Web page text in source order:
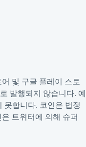
및 구글 플레이 스토
발행되지 않습니다. 예
못합니다. 코인은 법정
트위터에 의해 슈퍼